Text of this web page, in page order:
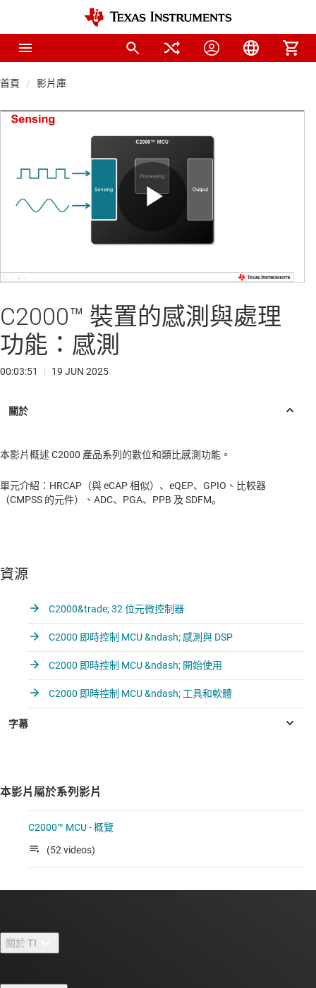
首頁 影片庫
Play
Video
C2000™ 裝置的感測與處理
功能：感測
00:03:51 | 19 JUN 2025
本影片概述 C2000 產品系列的數位和類比感測功能。
單元介紹：HRCAP（與 eCAP 相似）、eQEP、GPIO、比較器
（CMPSS 的元件）、ADC、PGA、PPB 及 SDFM。
資源
C2000&trade; 32 位元微控制器
C2000 即時控制 MCU &ndash; 感測與 DSP
C2000 即時控制 MCU &ndash; 開始使用
C2000 即時控制 MCU &ndash; 工具和軟體
本影片屬於系列影片
C2000™ MCU - 概覽
(52 videos)
關於 TI